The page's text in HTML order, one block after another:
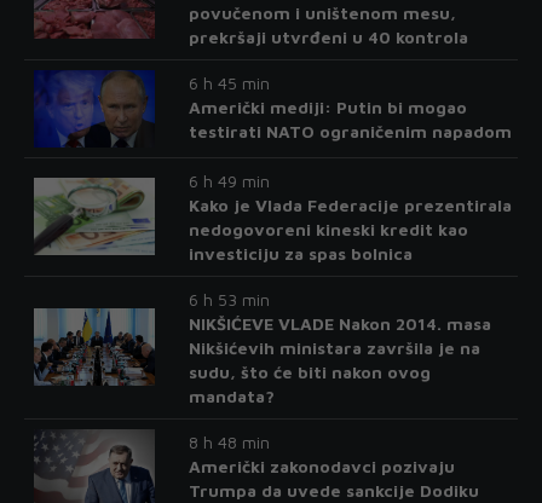
povučenom i uništenom mesu,
prekršaji utvrđeni u 40 kontrola
6 h 45 min
Američki mediji: Putin bi mogao
testirati NATO ograničenim napadom
6 h 49 min
Kako je Vlada Federacije prezentirala
nedogovoreni kineski kredit kao
investiciju za spas bolnica
6 h 53 min
NIKŠIĆEVE VLADE Nakon 2014. masa
Nikšićevih ministara završila je na
sudu, što će biti nakon ovog
mandata?
8 h 48 min
Američki zakonodavci pozivaju
Trumpa da uvede sankcije Dodiku